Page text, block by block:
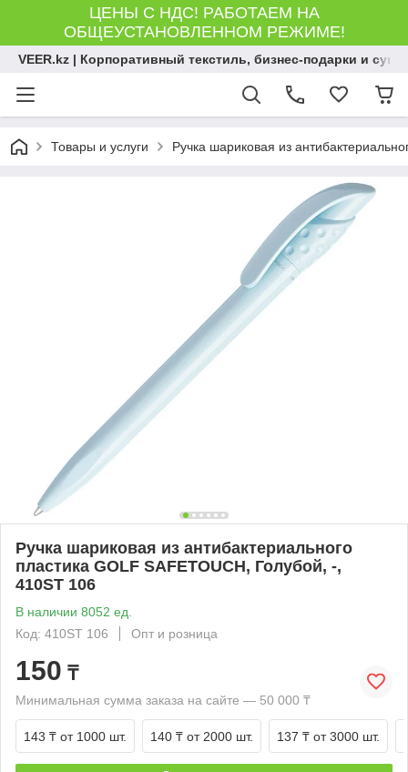
ЦЕНЫ С НДС! РАБОТАЕМ НА
ОБЩЕУСТАНОВЛЕННОМ РЕЖИМЕ!
VEER.kz | Корпоративный текстиль, бизнес-подарки и
Товары и услуги Ручка шариковая из
Ручка шариковая из антибактериального
пластика GOLF SAFETOUCH, Голубой, -,
410ST 106
В наличии 8052 ед.
Код: 410ST 106
Опт и розница
150 ₸
Минимальная сумма заказа на сайте — 50 000 ₸
143 ₸ от 1000 шт. 140 ₸ от 2000 шт. 137 ₸ от 3000 шт.